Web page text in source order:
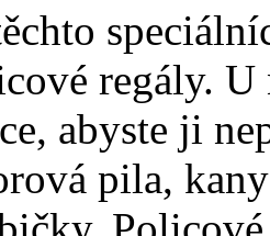
regály.
abyste ji
pila,